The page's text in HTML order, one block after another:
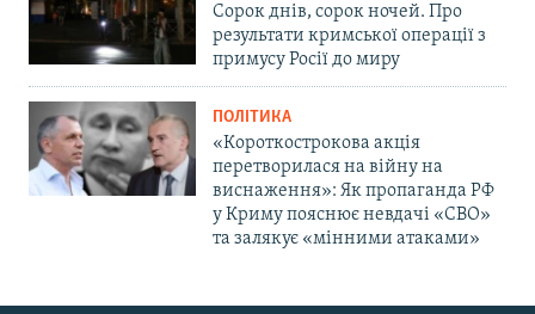
Сорок днів, сорок ночей. Про
результати кримської операції з
примусу Росії до миру
ПОЛІТИКА
«Короткострокова акція
перетворилася на війну на
виснаження»: Як пропаганда РФ
у Криму пояснює невдачі «СВО»
та залякує «мінними атаками»